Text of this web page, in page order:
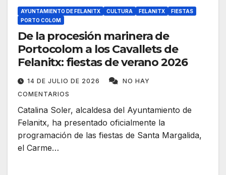
AYUNTAMIENTO DE FELANITX CULTURA FELANITX
FIESTAS
PORTO COLOM
De la procesión marinera de
Portocolom a los Cavallets de
Felanitx: fiestas de verano 2026
14 DE JULIO DE 2026
NO HAY
COMENTARIOS
Catalina Soler, alcaldesa del Ayuntamiento de
Felanitx, ha presentado oficialmente la
programación de las fiestas de Santa Margalida,
el Carme…